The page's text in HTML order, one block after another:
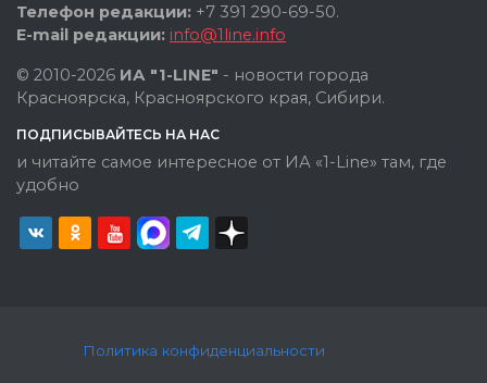
Телефон редакции: +7 391 290-69-50.
E-mail редакции: info@1line.info
© 2010-2026 ИА "1-LINE" - новости города
Красноярска, Красноярского края, Сибири.
ПОДПИСЫВАЙТЕСЬ НА НАС
и читайте самое интересное от ИА «1-Line» там, где
удобно
Политика конфиденциальности